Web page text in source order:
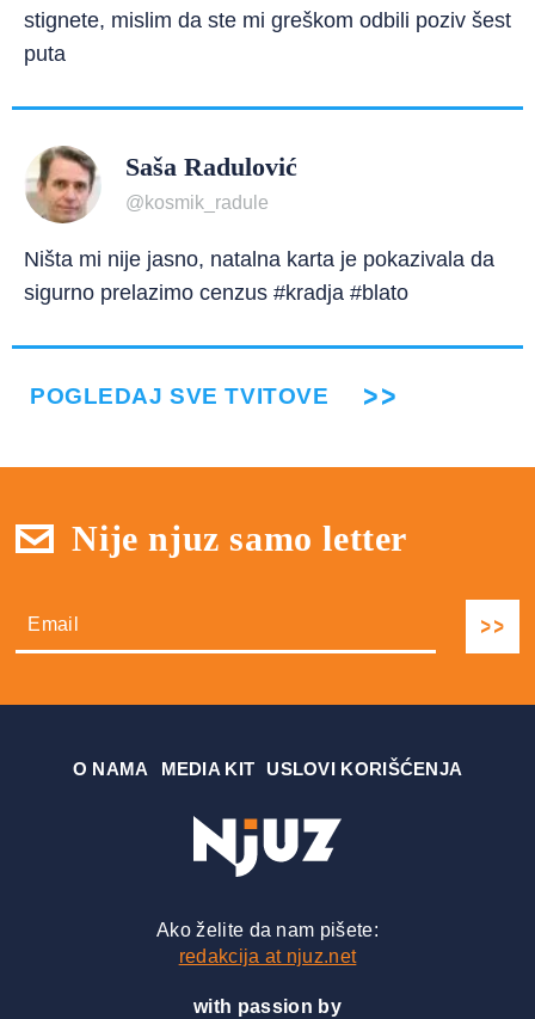
stignete, mislim da ste mi greškom odbili poziv šest
puta
Saša Radulović
@kosmik_radule
Ništa mi nije jasno, natalna karta je pokazivala da
sigurno prelazimo cenzus #kradja #blato
POGLEDAJ SVE TVITOVE
Nije njuz samo letter
О NAMA MEDIA KIT USLOVI KORIŠĆENJA
Ako želite da nam pišete:
redakcija at njuz.net
with passion by